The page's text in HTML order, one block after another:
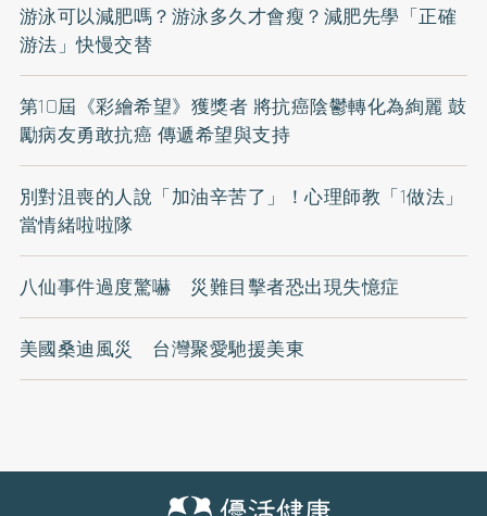
游泳可以減肥嗎？游泳多久才會瘦？減肥先學「正確
游法」快慢交替
第10屆《彩繪希望》獲獎者 將抗癌陰鬱轉化為絢麗 鼓
勵病友勇敢抗癌 傳遞希望與支持
別對沮喪的人說「加油辛苦了」！心理師教「1做法」
當情緒啦啦隊
八仙事件過度驚嚇 災難目擊者恐出現失憶症
美國桑迪風災 台灣聚愛馳援美東